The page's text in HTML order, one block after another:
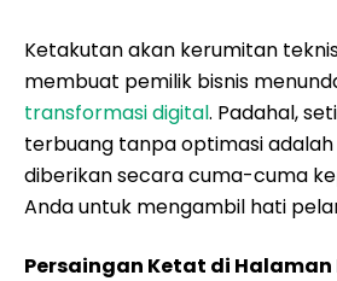
Ketakutan akan kerumitan
membuat pemilik bisnis
transformasi digital. Padahal,
terbuang tanpa optimasi
diberikan secara cuma-cuma
Anda untuk mengambil hati
Persaingan Ketat di